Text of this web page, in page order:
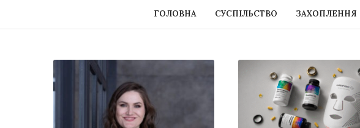
ГОЛОВНА СУСПІЛЬСТВО ЗАХОПЛЕННЯ